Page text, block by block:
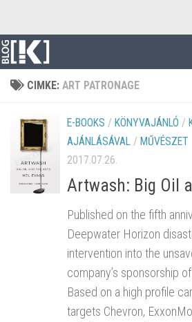
CIMKE: ART PATRONAGE
E-BOOKS / KÖNYVAJÁNLÓ /
AJÁNLÁSÁVAL / MŰVÉSZET
2017.07.26.
Artwash: Big Oil
Published on the fifth
Deepwater Horizon
intervention into the
company’s sponsorship
Based on a high profile
targets Chevron,